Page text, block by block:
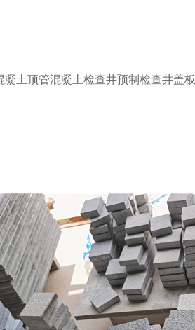
凝土顶管混凝土检查井预制检查井盖板